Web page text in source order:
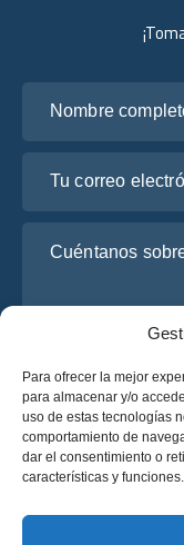
Para ofrecer la mejor
para almacenar y/o
uso de estas tecnologías
comportamiento de
dar el consentimiento o
características y funciones.
He leído y